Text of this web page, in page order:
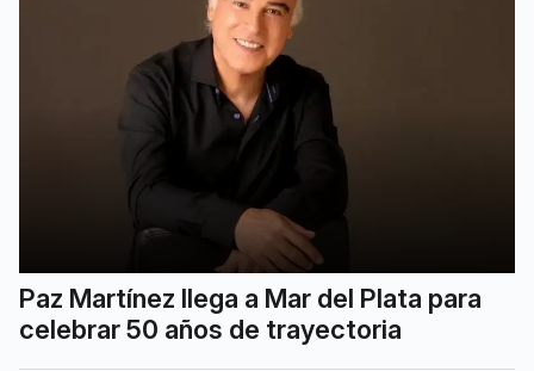
Paz Martínez llega a Mar del Plata para
celebrar 50 años de trayectoria